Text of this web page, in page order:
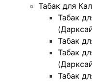
Табак для
Табак
Табак
Табак
Табак